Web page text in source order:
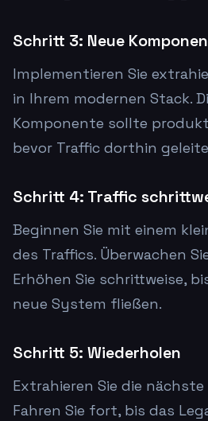
Schritt 3: Neue
Implementieren Sie
in Ihrem modernen Stack.
Komponente sollte
bevor Traffic dorthin
Schritt 4: Traffic
Beginnen Sie mit einem
des Traffics. Überwachen
Erhöhen Sie schrittweise,
neue System fließen.
Schritt 5: Wiederholen
Extrahieren Sie die
Fahren Sie fort, bis das